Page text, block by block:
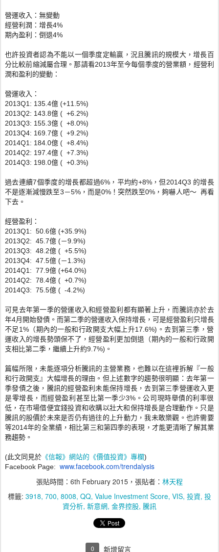
營運收入：無變動
經營利潤：增長4%
期內盈利：倒退4%
也許投資者認為不能以一個季度定輸贏，況且騰訊的規模大，增長百
分比較前縮減屬合理。那請看2013年至今每個季度的營業額，經營利
潤和盈利的變動：
營運收入：
2013Q1: 135.4億 (+11.5%)
2013Q2: 143.8億 ( +6.2%)
2013Q3: 155.3億 ( +8.0%)
2013Q4: 169.7億 ( +9.2%)
2014Q1: 184.0億 ( +8.4%)
2014Q2: 197.4億 ( +7.3%)
2014Q3: 198.0億 ( +0.3%)
過去連續7個季度的增長都超過6%，平均約+8%，但2014Q3 的增長
不是逐漸減慢跌至3－5%，而是0%！突然跌至0%，夠嚇人吧～ 再看
下去。
經營盈利：
2013Q1: 50.6億 (+35.9%)
2013Q2: 45.7億 (－9.9%)
2013Q3: 48.2億 ( +5.5%)
2013Q4: 47.5億 (－1.3%)
2014Q1: 77.9億 (+64.0%)
2014Q2: 78.4億 ( +0.7%)
2014Q3: 75.5億 ( -4.2%)
可見去年第一季的營運收入和經營盈利都有顯著上升，而騰訊亦於去
年4月開始發債。而第二季的營運收入保持增長， 可是經營盈利只增長
不足1%（期內的一般和行政開支大幅上升17.6%)。去到第三季，營
運收入的增長勢頭保不了，經營盈利更加倒退（期內的一般和行政開
支相比第二季，繼續上升約9.7%)。
篇幅所限，未能逐項分析騰訊的主營業務，也難以在這裡拆解『一般
和行政開支』大幅增長的理由。但上述數字的趨勢很明顯： 去年第一
季發債之後，騰訊的經營盈利未能保持增長，去到第三季營運收入更
是零增長，而經營盈利甚至比第一季少3%。公司現時舉債的利率很
低， 在市場借便宜錢投資和收購以壯大和保持增長是合理動作。 只是
騰訊的股價於未來是否仍有過往的上升動力，我未敢樂觀。 也許需要
等2014年的全業績，相比第三和第四季的表現， 才能更清晰了解其業
務趨勢。
(此文同見於 《信報》網站的《價值投資》專欄)
Facebook Page: www.facebook.com/trendalysis
張貼時間： 6th February 2015 ，張貼者： 林天程
標籤: 3918 700 8008 QQ Value Investment Score VIS 投資 投
資分析 新意網 金界控股 騰訊
0 新增留言